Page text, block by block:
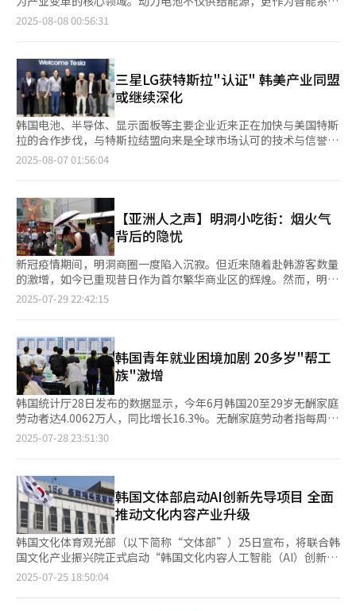
新的增长点。 近期，NH农协银行北京分行加入银行间人民币外汇
市场会员，在中国市场进一步拓展业务。农协银行进入银行间人民
镇完计划于本月出访中国，检查友利银行中国法人工作情况，会见
当地主要相关人士，以推动业务拓展。友利银行于2007年成立友
利银行（中国）有限公司，是首家在中国成立法人的韩资银行。截
至今年3月底，拥有22家营业网点，在友利银行海外法人中唯一资
产超过7万亿韩元（约合人民币360亿元）。 然而，“萨德风
波”后，韩中关系陷入低谷，友利银行在华业务面临困难。今年第
一季度，中国法人净利润仅为10亿韩元，影响力被逐渐边缘化。郑
曾被视为韩国主要商业银行全球业务“主战场”的中国市场，如今
陷入增长停滞状况。受中美贸易摩擦影响，不少韩国企业撤出中国
市场，再加上个人客户拓展受阻，业务需求迟迟难以恢复。 截至
今年6月底，KB国民银行、新韩银行、韩亚银行、友利银行等四大
商业银行中国法人总资产为26.9192万亿韩元，较去年年底减少
1.605万亿韩元，降幅达5.6%。 过去几年，四大银行中国法人资产
规模始终徘徊不前。2021年总资产规模为27万亿韩元，2023年一
度跌破25万亿韩元，去年回升至28万亿韩元，但仅过半年再度下
韩亚银行中国法人2020年净利润达845亿韩元，2021年为571亿韩
元。然而，去年净利润骤降至59亿韩元。新韩银行和友利银行中国
法人也一度实现300亿至400亿韩元的年净利润，但去年仅分别录
得13亿韩元和202亿韩元，明显落后于美国、柬埔寨等其他海外法
人。
上得到缓解。 实际上，“特朗普关税战”目前依旧未完待续。特
朗普此前已经预告对半导体、医药品等领域引入新的品目关税。
调控措施的背景下，商业银行正进一步收紧贷款标准。6月27日，
韩国政府出台包含高强度贷款限制的首轮房地产调控措施。政府还
款市场审核趋严，低信用人群面临被挤出正规金融体系的风险。韩
国平民金融研究院数据显示，去年有6.1万名低信用群体被排除在
正规金融体系之外，转向非法借贷市场，加大了金融风险。 然
而，进入本月以来，韩国主要商业银行个人贷款增长速度再度加
快。据韩国金融业消息，截至本月7日，五大商业银行个人贷款余
额达760.8845万亿韩元（约合人民币3.9万亿元），较7月底增加
1.9111万亿韩元。 从贷款类型来看，住房抵押贷款余额为
604.5498万亿韩元，较6月底（603.9702万亿韩元）在一周内增加
1.0693万亿韩元，成为本月个人贷款增长的主要驱动力。 业内人
士表示，若这一增长势头持续至月底，本月个人贷款增量有望创去
年8月（9.6259万亿韩元）以来的最高纪录。
的算力基础发挥关键作用。特别是在自动驾驶出租车
电池制造商LG新能源、三星SDI和SK On长期保持三元锂电池
（NCM/NCA）领域的技术领先优势。然而，随着全球市场对经济
型电动汽车需求持续增长，中国厂商主导的磷酸铁锂（LFP）电池
市场份额快速扩张，韩国电池产业面临新的市场挑战。韩企如何在
维持三元体系技术优势的同时拓展LFP市场份额，成为电池业界关
注焦点。 市场研究机构SNE Research日前发布的数据显示，去年
1至5月期间，全球电动汽车正极材料总用量达87.7万吨。其中LFP
材料占57%，达49.96万吨，同比增长73.9%；三元材料用量37.74
优势显著。但业界分析预测，随着高性能电池需求增长，三元电池
仍将在高端市场保持核心地位。 从中国电池企业来看，中国动力
电池制造商宁德时代（CATL）在电池市场表现强劲。去年全球动
力电池装车量达339.3GWh，三元锂电池与LFP电池合计市占率为
37.9%，居全球首位。小米汽车首款电动车型SU7首批订单突破10
万辆，该车型搭载宁德时代LFP电池，续航里程超700公里。而
Max和Ultra系列则采用三元锂电池，支持800V高压快充平台，充
电5分钟可增加200公里续航。 在产业生态布局方面，宁德时代联
亿元人民币推进L4级自动驾驶出租车商业化运营，凸显向智能出行
服务转型的战略意图。 三元锂电池与LFP电池在性能指标上各具优
势。三元锂电池凭借高能量密度，在自动驾驶应用场景中具备显著
优势。专家指出，L4级以上自动驾驶系统需要支持大量传感器和计
算单元，对电池能量密度要求更高。目前，三元锂电池能量密度可
达250至300Wh/kg，远超LFP的180至210Wh/kg。能量密度高意
味着更远续航、更快充电、更稳定输出，更适合用于自动驾驶出租
车等长时间、全天候运的车辆。 据悉，全球自动驾驶商业化进程
队累计行驶里程突破1亿英里，并在旧金山等地开展无安全员商业
服务。特斯拉近期在得克萨斯州启动自动驾驶出租车试运营，计划
年内扩展至千辆规模。 中国市场方面，包括IM汽车、小鹏汽车在
内的多家厂商积极推进L4级自动驾驶测试，相关商业化项目预计将
在年内落地。预示着未来自动驾驶核心竞争不再仅仅是“谁能
跑”，而是“谁能稳、高效、智能跑”，而这背后，电池的能量密
度、热管理、安全冗余等性能指标将决定企业的市场地位。 面对
2025-08-08 00:56:31
三星LG获特斯拉"认证" 韩美产业同盟
或继续深化
韩国电池、半导体、显示面板等主要企业近来正在加快与美国特斯
拉的合作步伐，与特斯拉结盟向来是全球市场认可的技术与信誉
的“认证标志”，因此韩国企业普遍期待能借此进一步拓展客户资
明年开始运转的美国得克萨斯州泰勒工厂生产2纳米（nm）制程
自动驾驶人工智能（AI）芯片AI6。 AI6是特斯拉自主研发的AI芯
片，用于汽车设备，支撑完全自动驾驶（FSD）功能。上一代AI4
芯片由三星代工，AI5由台积电（TSMC）代工。特斯拉此次把AI6
交由三星生产，可见三星在芯片良率与性能方面都已获得特斯拉的
认可。 三星电子在上月底公开财报时表示，此次成功获得特斯拉
订单，说明先进制程方面的实力得到验证，未来也有望以此契机进
一步获得大型客户订单，并稳定泰勒工厂的运转，进而提升营收与
场上更加积极争取客户资源。英国《金融时报》援引花旗集团半导
体分析师彼得·李的观点指出，AI6芯片的代工有助三星内化AI芯
片制造能力，并吸引更多AI客户。 一直以来，特斯拉在行业中具
有“参考标杆”意义。向特斯拉供货不仅证明技术与品质获得认
可，还能帮助拓展其他客户。业内人士指出，许多厂商希望能向特
斯拉供货，因为这能成为自身的“履历”，不仅带来营收，还能借
此开拓其他客户。 与此同时，LG新能源也正在快速扩大与特斯拉
的合作领域。公司原本已向特斯拉电动汽车提供电池，近期又签订
（LFP）电池供应合同。LG新能源以“商业机密”为由拒绝透露具
体客户，但路透社已援引相关消息进行报道。 LG新能源与特斯拉
签订的该笔订单生产预计主要在美国本土工厂进行。LG新能源目
前在俄亥俄州、田纳西州、密歇根州等地拥有诸多美国本土电池生
产基地。 在显示面板与车载电子部件领域，韩国企业的供货也在
持续。LG显示为特斯拉电动汽车提供液晶显示（LCD）面板，三
星电机则供应车载摄像头模组。同时，三星电机还供应车载积层陶
瓷电容器（MLCC）与AI4、AI5芯片使用的半导体封装基板FC-
2025-08-07 01:56:04
【亚洲人之声】明洞小吃街：烟火气
背后的隐忧
新冠疫情期间，明洞商圈一度陷入沉寂。但近来随着赴韩游客数量
的激增，如今已重现昔日作为首尔繁华商业区的辉煌。然而，明洞
小吃街的无序扩张，或成该商圈持续繁华的一大隐患。 得益于外
中，希杰欧利芙洋日前表示，今年上半年其线下门店的外籍顾客营
收占比达26.4%，首次突破25%。 明洞小吃街因其丰富的小吃种
类与浓郁的街头氛围广受外籍游客喜爱，小吃街汇聚了棉花糖冰淇
淋、炒年糕、炸椰蓉虾、烤奶酪等多种特色小吃。然而，这些小吃
整体性价比并不高，大多数消费群体为外籍游客。 这些摊位密集
分布于明洞主街两侧，这使人流密集的街道显得格外拥挤。如此高
密度的摊位布局，在突发事故发生时必将严重阻碍人流疏散。此
外，不少摊位使用明火与高温油炸设备，存在明显的安全隐患。尽
标准和卫生状况仍有待提升，以确保游客的饮食安全。 从实际体
验来看，明洞商圈与圣水、弘大及汝矣岛等热门商圈相比，快闪活
动数量明显偏少。笔者认为，这种差异源于大量固定摊位挤占了开
展各类快闪活动所需的场地空间。 明洞小吃街的诸多隐患不仅影
响商圈整体购物体验，也削弱了其对韩国本地年轻人的吸引力。
MZ世代（1980年代初至2000年代初出生者）尤其重视“体验式消
费”，因此快闪店已成为这一消费群体的必经之地。 不过，明洞
小吃街为商圈增添了不少烟火气，也确实吸引了众多外籍游客。然
而，笔者认为，干净整洁的街道环境、严格的秩序管控、合理的摊
2025-07-29 22:42:15
韩国青年就业困境加剧 20多岁"帮工
族"激增
韩国统计厅28日发布的数据显示，今年6月韩国20至29岁无酬家庭
劳动者达4.0062万人，同比增长16.3%。无酬家庭劳动者指每周工
作18小时以上，协助家人或亲属经营个体商业活动，但未获得经济
人，3月为218人，4月为1401人，5月更是激增1.1702万人。数据
显示，今年4月前该群体规模一直维持在3万人左右，自5月
（4.1519万人）起已连续两个月突破4万人大关。 与青年层形成鲜
明对比的是，无酬家庭劳动者总体数量却呈下降趋势。截至6月，
全国无酬家庭劳动者总数为87.6万人，同比减少6.4万人，自2023
年5月起已连续14个月下降。 随着青年就业困境加剧，20多岁无酬
家庭劳动者数量持续攀升。数据显示，6月份韩国15至29岁青年就
业人数为362.5万人，同比减少17.3万人，已连续32个月呈下降态
势。这一减幅创自2006年以来的最大降幅。 同月，青年就业率为
2025-07-28 23:51:30
韩国文体部启动AI创新先导项目 全面
推动文化内容产业升级
韩国文化体育观光部（以下简称“文体部”）25日宣布，将联合韩
国文化产业振兴院正式启动“韩国文化内容人工智能（AI）创新先
导项目”。该项目突破以往仅支持内容制作阶段的局限，扶持范围
驱动力的内容生态系统，全面提升韩国文化内容的全球竞争力。
2025-07-25 18:50:04
页